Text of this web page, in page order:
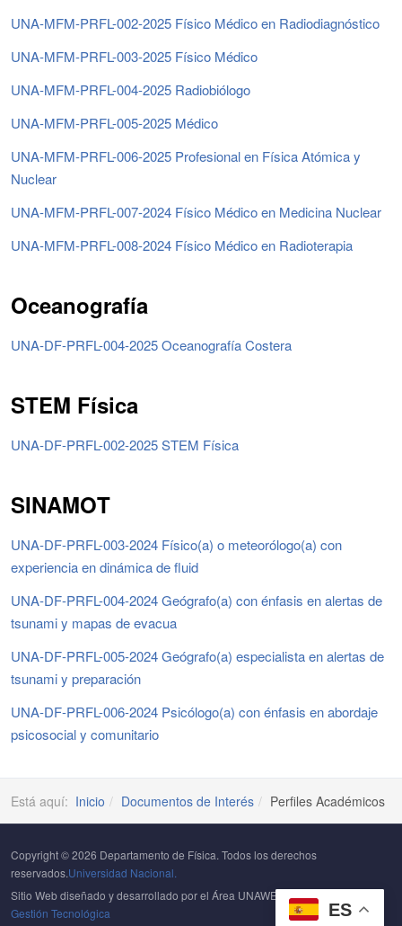
ES
UNA-MFM-PRFL-002-2025 Físico Médico en Radiodiagnóstico
UNA-MFM-PRFL-003-2025 Físico Médico
UNA-MFM-PRFL-004-2025 Radiobiólogo
UNA-MFM-PRFL-005-2025 Médico
UNA-MFM-PRFL-006-2025 Profesional en Física Atómica y
Nuclear
UNA-MFM-PRFL-007-2024 Físico Médico en Medicina Nuclear
UNA-MFM-PRFL-008-2024 Físico Médico en Radioterapia
Oceanografía
UNA-DF-PRFL-004-2025 Oceanografía Costera
STEM Física
UNA-DF-PRFL-002-2025 STEM Física
SINAMOT
UNA-DF-PRFL-003-2024 Físico(a) o meteorólogo(a) con
experiencia en dinámica de fluid
UNA-DF-PRFL-004-2024 Geógrafo(a) con énfasis en alertas de
tsunami y mapas de evacua
UNA-DF-PRFL-005-2024 Geógrafo(a) especialista en alertas de
tsunami y preparación
UNA-DF-PRFL-006-2024 Psicólogo(a) con énfasis en abordaje
psicosocial y comunitario
Está aquí: Inicio Documentos de Interés Perfiles Académicos
Copyright © 2026 Departamento de Física. Todos los derechos
reservados.Universidad Nacional.
Sitio Web diseñado y desarrollado por el Área UNAWEB delCentro de
Gestión Tecnológica